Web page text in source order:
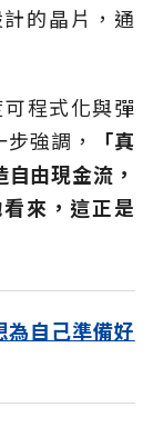
的晶片，通
程式化與彈
強調，
「真
由現金流，
來，這正是
為自己準備好